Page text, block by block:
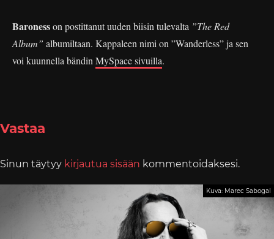
Baronesson postittanut uuden biisin tulevalta ”The Red
Album” albumiltaan. Kappaleen nimi on ”Wanderless” ja sen
voi kuunnella bändin MySpace sivuilla.
Vastaa
Sinun täytyy kirjautua sisään kommentoidaksesi.
Kuva: Marec Sabogal